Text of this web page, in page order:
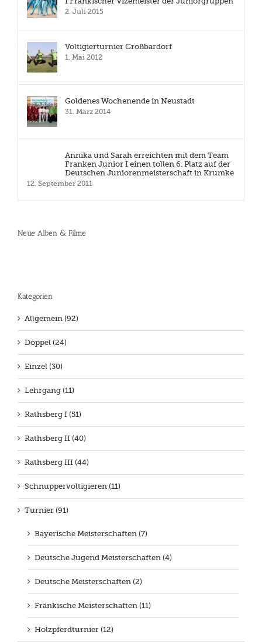
2. Juli 2015
Voltigierturnier Großbardorf
1. Mai 2012
Goldenes Wochenende in Neustadt
31. März 2014
Annika und Sarah erreichten mit dem Team
Franken Junior I einen tollen 6. Platz auf der
Deutschen Juniorenmeisterschaft in Krumke
12. September 2011
Neue Alben & Filme
Kategorien
Allgemein (92)
Doppel (24)
Einzel (30)
Lehrgang (11)
Rathsberg I (51)
Rathsberg II (40)
Rathsberg III (44)
Schnuppervoltigieren (11)
Turnier (91)
Bayerische Meisterschaften (7)
Deutsche Jugend Meisterschaften (4)
Deutsche Meisterschaften (2)
Fränkische Meisterschaften (11)
Holzpferdturnier (12)